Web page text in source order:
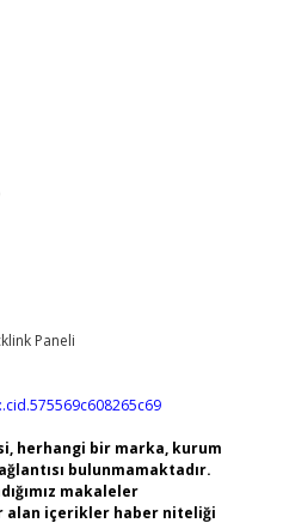
herhangi bir marka, kurum
bulunmamaktadır.
makaleler
alan içerikler haber niteliği